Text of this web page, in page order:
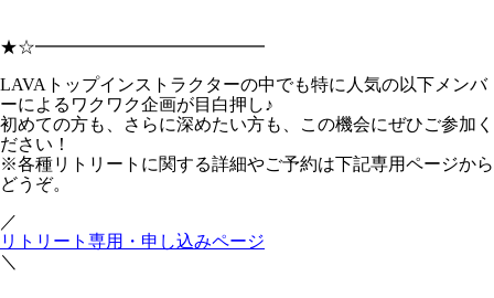
★☆━━━━━━━━━━━━━
LAVAトップインストラクターの中でも特に人気の以下メンバ
ーによるワクワク企画が目白押し♪
初めての方も、さらに深めたい方も、この機会にぜひご参加く
ださい！
※各種リトリートに関する詳細やご予約は下記専用ページから
どうぞ。
／
リトリート専用・申し込みページ
＼